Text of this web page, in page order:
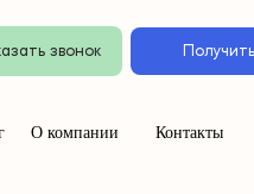
звонок
О компании Контакты